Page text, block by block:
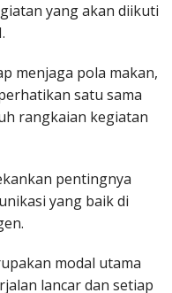
yang akan diikuti
menjaga pola makan,
satu sama
rangkaian kegiatan
pentingnya
yang baik di
modal utama
lancar dan setiap